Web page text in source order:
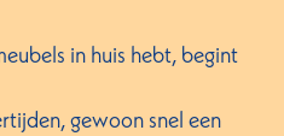
in huis hebt, begint
gewoon snel een